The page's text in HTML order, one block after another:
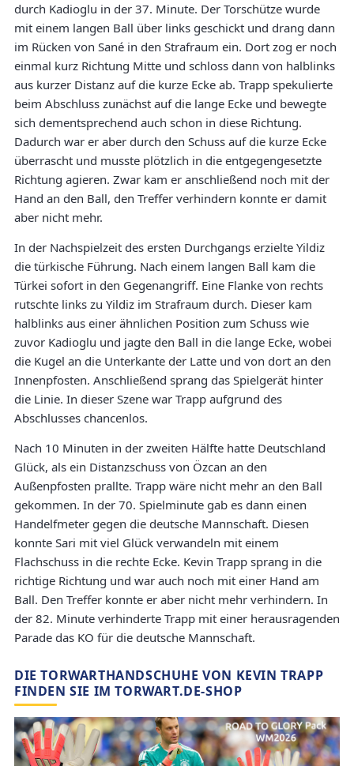
durch Kadioglu in der 37. Minute. Der Torschütze wurde
mit einem langen Ball über links geschickt und drang dann
im Rücken von Sané in den Strafraum ein. Dort zog er noch
einmal kurz Richtung Mitte und schloss dann von halblinks
aus kurzer Distanz auf die kurze Ecke ab. Trapp spekulierte
beim Abschluss zunächst auf die lange Ecke und bewegte
sich dementsprechend auch schon in diese Richtung.
Dadurch war er aber durch den Schuss auf die kurze Ecke
überrascht und musste plötzlich in die entgegengesetzte
Richtung agieren. Zwar kam er anschließend noch mit der
Hand an den Ball, den Treffer verhindern konnte er damit
aber nicht mehr.
In der Nachspielzeit des ersten Durchgangs erzielte Yildiz
die türkische Führung. Nach einem langen Ball kam die
Türkei sofort in den Gegenangriff. Eine Flanke von rechts
rutschte links zu Yildiz im Strafraum durch. Dieser kam
halblinks aus einer ähnlichen Position zum Schuss wie
zuvor Kadioglu und jagte den Ball in die lange Ecke, wobei
die Kugel an die Unterkante der Latte und von dort an den
Innenpfosten. Anschließend sprang das Spielgerät hinter
die Linie. In dieser Szene war Trapp aufgrund des
Abschlusses chancenlos.
Nach 10 Minuten in der zweiten Hälfte hatte Deutschland
Glück, als ein Distanzschuss von Özcan an den
Außenpfosten prallte. Trapp wäre nicht mehr an den Ball
gekommen. In der 70. Spielminute gab es dann einen
Handelfmeter gegen die deutsche Mannschaft. Diesen
konnte Sari mit viel Glück verwandeln mit einem
Flachschuss in die rechte Ecke. Kevin Trapp sprang in die
richtige Richtung und war auch noch mit einer Hand am
Ball. Den Treffer konnte er aber nicht mehr verhindern. In
der 82. Minute verhinderte Trapp mit einer herausragenden
Parade das KO für die deutsche Mannschaft.
DIE TORWARTHANDSCHUHE VON KEVIN TRAPP
FINDEN SIE IM TORWART.DE-SHOP